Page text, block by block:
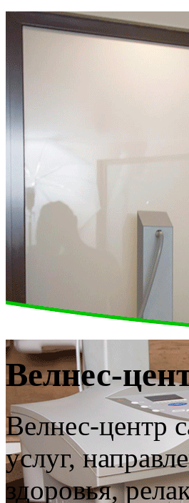
Лазерное омоложение
Результат от одной процедуры!
Велнес-
Велнес-центр
услуг,
здоровья,